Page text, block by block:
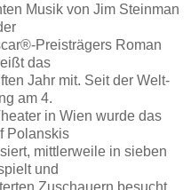
Musik von Jim Steinman
Preisträgers Roman
das
Jahr mit. Seit der Welt-
am 4.
in Wien wurde das
Polanskis
mittlerweile in sieben
und
Zuschauern besucht.